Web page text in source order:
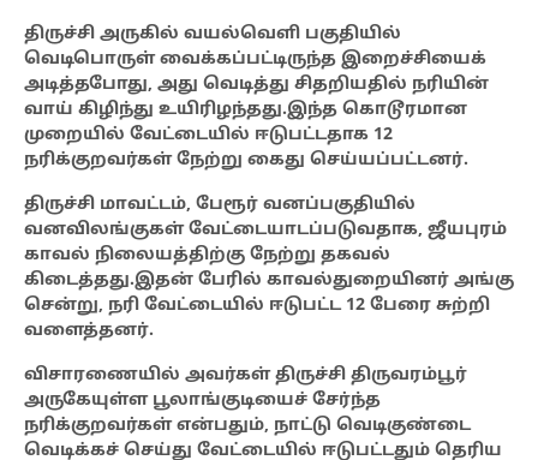
திருச்சி அருகில் வயல்வெளி பகுதியில்
வெடிபொருள் வைக்கப்பட்டிருந்த இறைச்சியைக்
அடித்தபோது, அது வெடித்து சிதறியதில் நரியின்
வாய் கிழிந்து உயிரிழந்தது.இந்த கொடூரமான
முறையில் வேட்டையில் ஈடுபட்டதாக 12
நரிக்குறவர்கள்நேற்று கைது செய்யப்பட்டனர்.
திருச்சி மாவட்டம், பேரூர் வனப்பகுதியில்
வனவிலங்குகள் வேட்டையாடப்படுவதாக, ஜீயபுரம்
காவல் நிலையத்திற்கு நேற்று தகவல்
கிடைத்தது.இதன் பேரில் காவல்துறையினர் அங்கு
சென்று, நரி வேட்டையில் ஈடுபட்ட 12 பேரை சுற்றி
வளைத்தனர்.
விசாரணையில் அவர்கள் திருச்சி திருவரம்பூர்
அருகேயுள்ள பூலாங்குடியைச் சேர்ந்த
நரிக்குறவர்கள் என்பதும், நாட்டு வெடிகுண்டை
வெடிக்கச் செய்து வேட்டையில் ஈடுபட்டதும் தெரிய